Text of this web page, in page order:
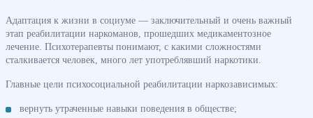
Адаптация к жизни в социуме — заключительный и очень важный
этап реабилитации наркоманов, прошедших медикаментозное
лечение. Психотерапевты понимают, с какими сложностями
сталкивается человек, много лет употреблявший наркотики.
Главные цели психосоциальной реабилитации наркозависимых:
вернуть утраченные навыки поведения в обществе;